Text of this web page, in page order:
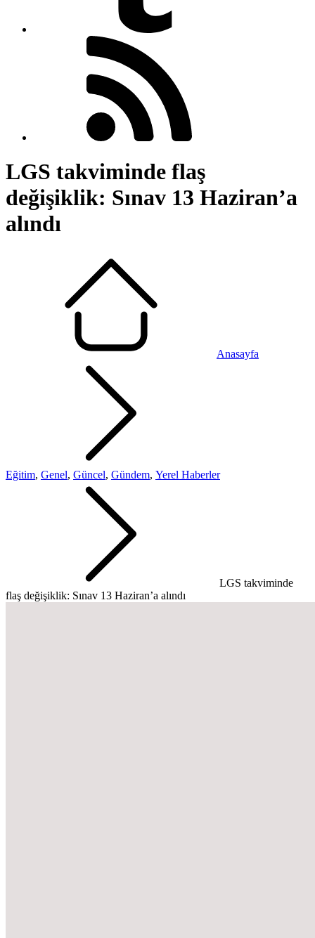
LGS takviminde flaş
değişiklik: Sınav 13 Haziran’a
alındı
Anasayfa
Eğitim, Genel, Güncel, Gündem, Yerel Haberler
LGS takviminde
flaş değişiklik: Sınav 13 Haziran’a alındı